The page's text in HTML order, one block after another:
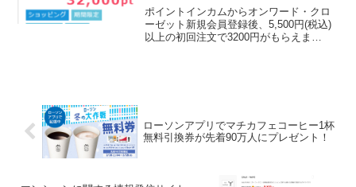
ナスも！
ポイントインカムからオンワード・クロ
ーゼット新規会員登録後、5,500円(税込)
以上の初回注文で3200円がもらえま
ローソンアプリでマチカフェコーヒー1杯
無料引換券が先着90万人にプレゼント！